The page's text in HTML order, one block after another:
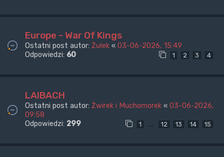
Europe - War Of Kings
Ostatni post autor: Żułek « 03-06-2026, 15:49
Odpowiedzi: 60 1 2 3 4
LAIBACH
Ostatni post autor: Żwirek i Muchomorek « 03-06-2026,
09:58
Odpowiedzi: 299 1 … 12 13 14 15